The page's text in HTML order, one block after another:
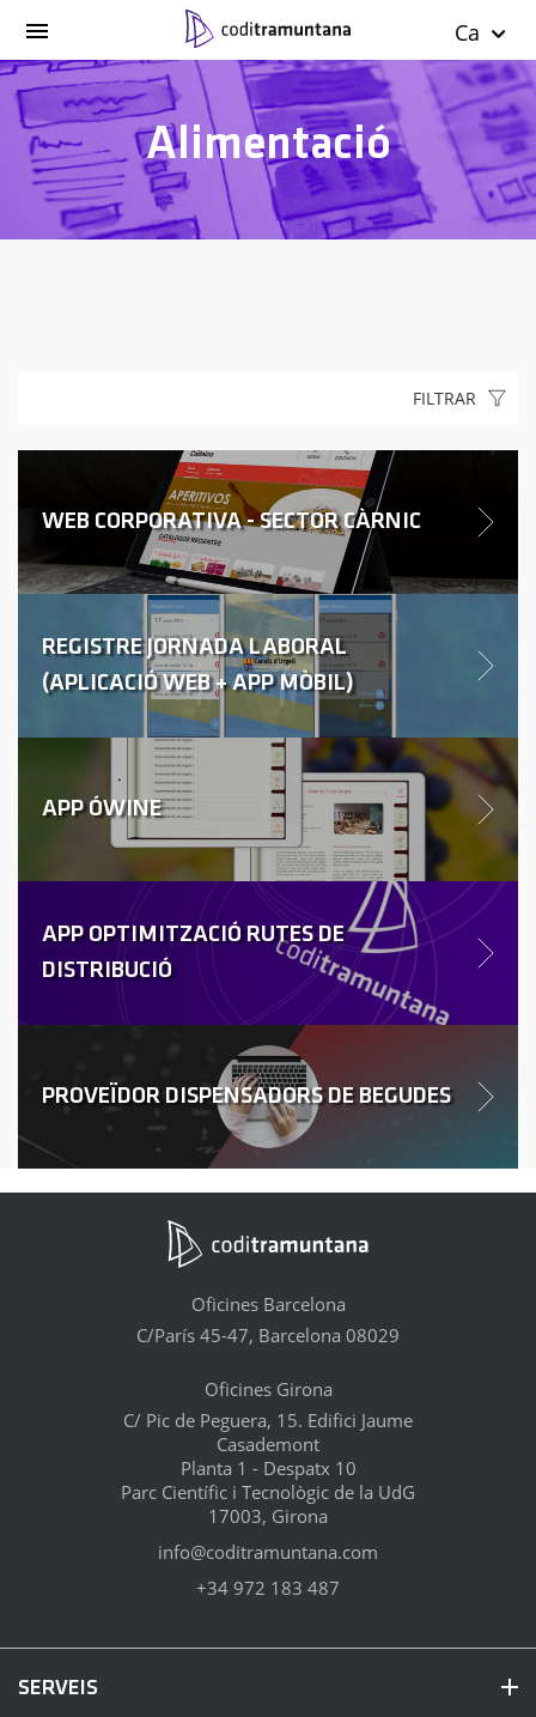
Ca
Alimentació
FILTRAR
WEB CORPORATIVA - SECTOR CÀRNIC
REGISTRE JORNADA LABORAL
(APLICACIÓ WEB + APP MÒBIL)
APP ÓWINE
APP OPTIMITZACIÓ RUTES DE
DISTRIBUCIÓ
PROVEÏDOR DISPENSADORS DE BEGUDES
Oficines Barcelona
C/París 45-47, Barcelona 08029
Oficines Girona
C/ Pic de Peguera, 15. Edifici Jaume
Casademont
Planta 1 - Despatx 10
Parc Científic i Tecnològic de la UdG
17003, Girona
info@coditramuntana.com
+34 972 183 487
SERVEIS